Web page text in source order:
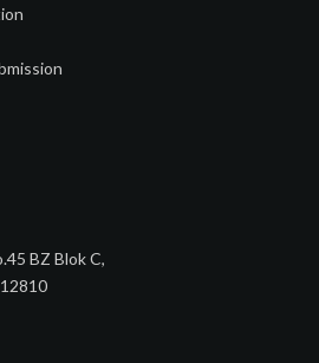
BZ Blok C,